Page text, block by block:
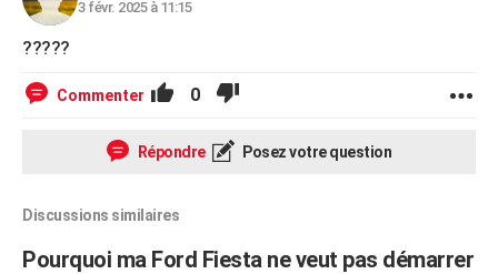
3 févr. 2025 à 11:15
?????
Commenter 0
Répondre Posez votre question
Discussions similaires
Pourquoi ma Ford Fiesta ne veut pas démarrer